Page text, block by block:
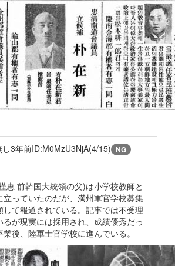
3年前ID:M0MzU3NjA(4/15) NG
恵 前韓国大統領の父)は小学校教師と
立っていたのだが、満州軍官学校募集
して報道されている。記事では不受理
るが現実には採用され、成績優秀だっ
後、陸軍士官学校に進んでいる。